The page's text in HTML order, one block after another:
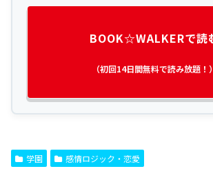
BOOK☆WALKERで読
（初回14日間無料で読み放題！）
学園 感情ロジック・恋愛